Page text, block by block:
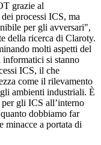
grazie al
processi ICS, ma
per gli avversari",
della ricerca di Claroty.
molti aspetti del
informatici si stanno
ICS, il che
come il rilevamento
ambienti industriali. È
per gli ICS all’interno
dobbiamo far
minacce a portata di